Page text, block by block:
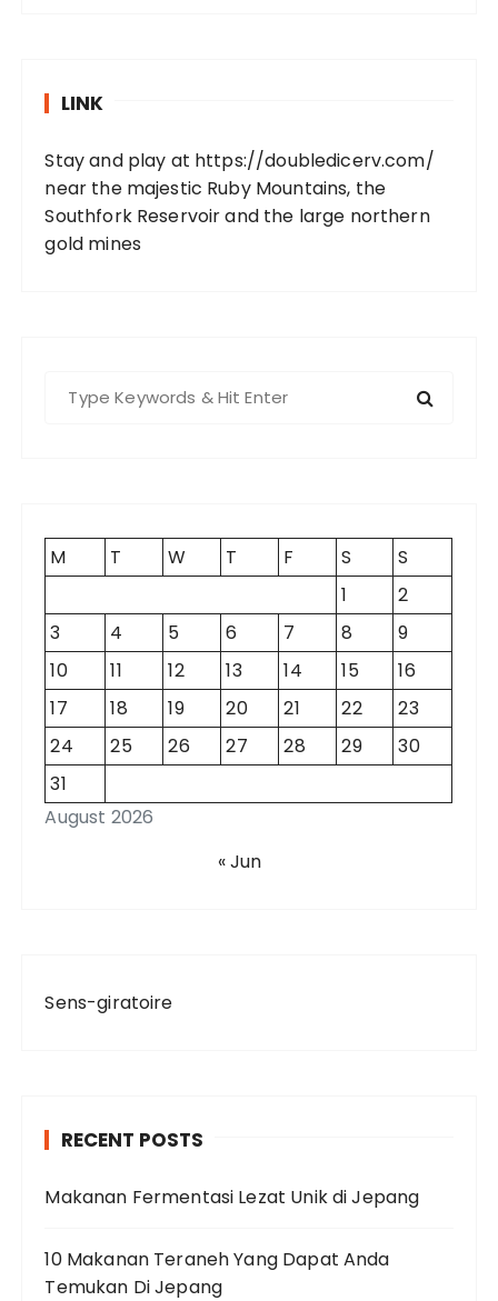
LINK
Stay and play at https://doubledicerv.com/
near the majestic Ruby Mountains, the
Southfork Reservoir and the large northern
gold mines
o
August 2026
M T W T F S
S
1
2
3
4 5 6 7 8
9
10
11 12 13 14 15
16
17
18 19 20 21 22
23
24
25 26 27 28 29
30
31
« Jun
Sens-giratoire
RECENT POSTS
Makanan Fermentasi Lezat Unik di Jepang
10 Makanan Teraneh Yang Dapat Anda
Temukan Di Jepang